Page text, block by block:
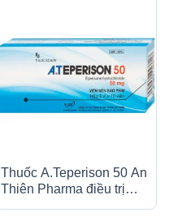
Thuốc A.Teperison 50 An
Thiên Pharma điều trị